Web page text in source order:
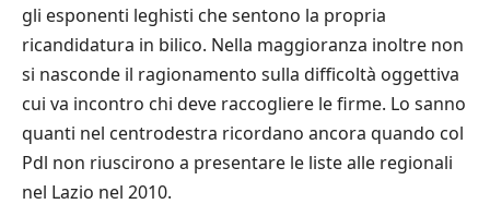
gli esponenti leghisti che sentono la propria
ricandidatura in bilico. Nella maggioranza inoltre non
si nasconde il ragionamento sulla difficoltà oggettiva
cui va incontro chi deve raccogliere le firme. Lo sanno
quanti nel centrodestra ricordano ancora quando col
Pdl non riuscirono a presentare le liste alle regionali
nel Lazio nel 2010.